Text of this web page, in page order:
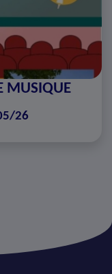
MUSIQUE
26